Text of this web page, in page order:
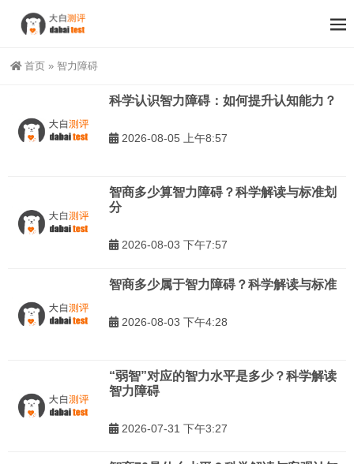
首页 » 智力障碍
科学认识智力障碍：如何提升认知能力？
2026-08-05 上午8:57
智商多少算智力障碍？科学解读与标准划
分
2026-08-03 下午7:57
智商多少属于智力障碍？科学解读与标准
2026-08-03 下午4:28
“弱智”对应的智力水平是多少？科学解读
智力障碍
2026-07-31 下午3:27